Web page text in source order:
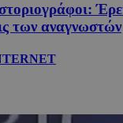
των αναγνωστών